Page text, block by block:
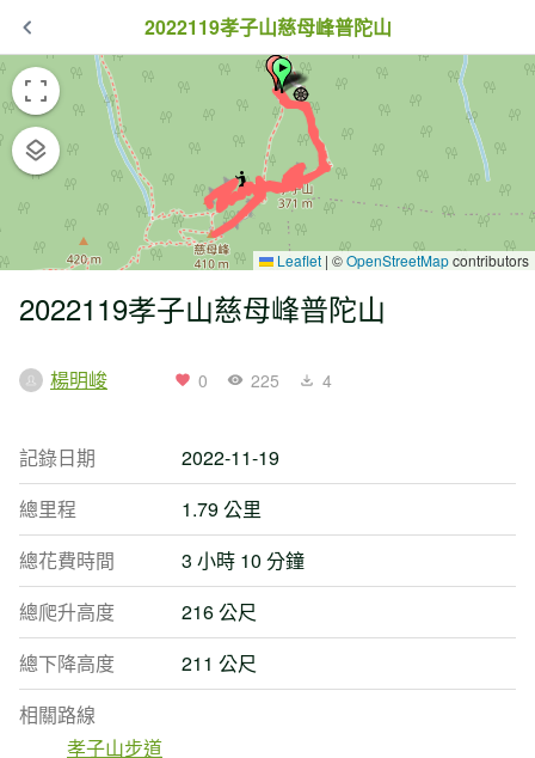
2022119孝子山慈母峰普陀山
Leaflet | ©OpenStreetMapcontributors
2022119孝子山慈母峰普陀山
楊明峻 0 225 4
記錄日期
2022-11-19
總里程
1.79 公里
總花費時間
3 小時 10 分鐘
總爬升高度
216 公尺
總下降高度
211 公尺
相關路線
孝子山步道